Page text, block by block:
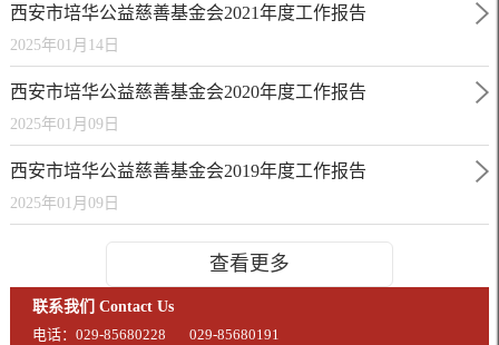
西安市培华公益慈善基金会2021年度工作报告
2025年01月14日
西安市培华公益慈善基金会2020年度工作报告
2025年01月09日
西安市培华公益慈善基金会2019年度工作报告
2025年01月09日
查看更多
联系我们 Contact Us
电话：029-85680228
029-85680191